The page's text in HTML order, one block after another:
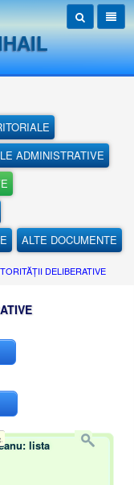
ADMINISTRATIVE
ALTE DOCUMENTE
DELIBERATIVE
lista